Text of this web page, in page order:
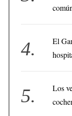
El
Los